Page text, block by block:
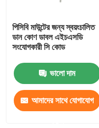
BMW HSD কেবল
জলরোধী HDMI কেবল
পিসিবি মাউন্টের জন্য স্বয়ংচালিত
ডান কোণ ডাবল এইচএসডি
সংযোগকারী সি কোড
ভালো দাম
আমাদের সাথে যোগাযোগ